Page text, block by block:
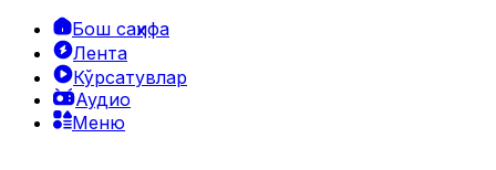
Бош саҳифа
Лента
Кўрсатувлар
Аудио
Меню